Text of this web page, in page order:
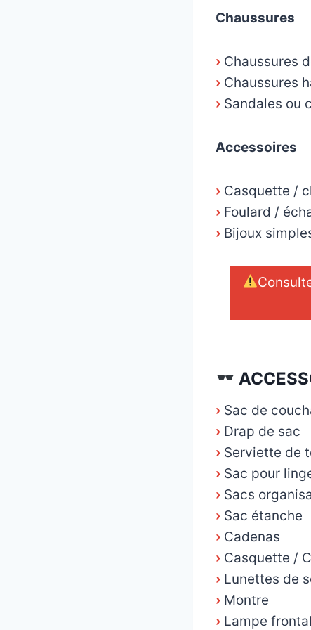
Chaussures
› Chaussures
› Chaussures
› Sandales ou
Accessoires
› Casquette /
› Foulard /
› Bijoux
› Sac de
› Drap de sac
› Serviette de
› Sac pour
› Sacs
› Sac étanche
› Cadenas
› Casquette /
› Lunettes de
› Montre
› Lampe